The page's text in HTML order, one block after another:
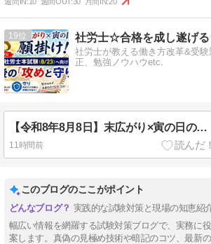
19 社労士☆合格を成し遂げ
社労士が教える働き方改革&受
正、勉強ノウハウetc.
【令和8年8月8日】末広がり×寅の日の最強吉日に願掛け！社労士本試験へ向けた最後の「攻めと守り」
11時間前
このブログのここがポイント
実践的な試験対策と現場の知恵紹
幅広い情報を網羅する試験対策ブログで、実務に
案します。真偽の見極め技術や暗記のコツ、最新